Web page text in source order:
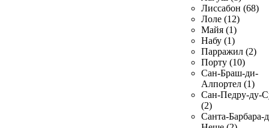
Лиссабон (68)
Лоле (12)
Майя (1)
Набу (1)
Парражил (2)
Порту (10)
Сан-Браш-ди-
Алпортел (1)
Сан-Педру-ду-
(2)
Санта-Барбара-